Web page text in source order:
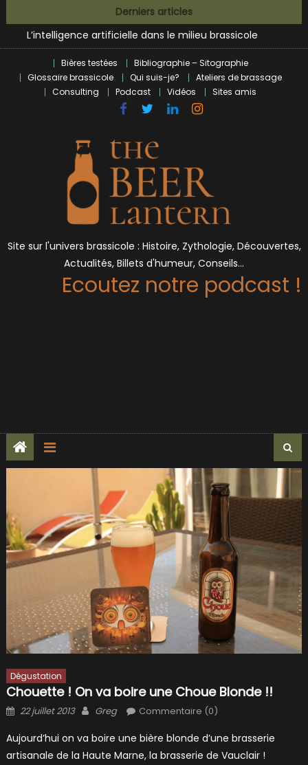
to
content
Derniers articles
L’intelligence artificielle dans le milieu brassicole
BrewDog racheté par Tilray pour une bouchée de pain ?
Bières et célébrités
Bières testées
Bibliographie – Sitographie
Glossaire brassicole
Qui suis-je?
Ateliers de brassage
Consulting
Podcast Vidéos Sites amis
Site sur l'univers brassicole : Histoire, Zythologie, Découvertes,
Actualités, Billets d'humeur, Conseils…
Ecoutez notre podcast !
Dégustation
Chouette ! On va boire une Choue Blonde !!
Posted
22 juillet 2013 Author
Greg Commentaire (0)
Aujourd’hui on va boire une bière blonde d’une brasserie
artisanale de la Haute Marne, la brasserie de Vauclair !